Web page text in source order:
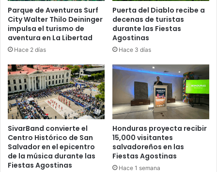
Parque de Aventuras Surf
City Walter Thilo Deininger
impulsa el turismo de
aventura en La Libertad
Hace 2 días
Puerta del Diablo recibe a
decenas de turistas
durante las Fiestas
Agostinas
Hace 3 días
SivarBand convierte el
Centro Histórico de San
Salvador en el epicentro
de la música durante las
Fiestas Agostinas
Honduras proyecta recibir
15,000 visitantes
salvadoreños en las
Fiestas Agostinas
Hace 1 semana